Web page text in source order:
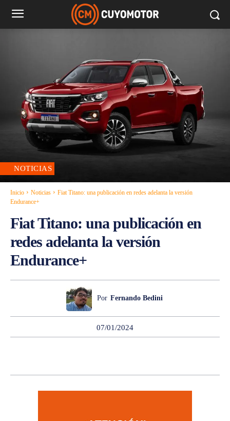
NOTICIAS
Inicio Noticias
Fiat Titano: una publicación en redes adelanta la versión
Endurance+
Fiat Titano: una publicación en
redes adelanta la versión
Endurance+
Por Fernando Bedini
07/01/2024